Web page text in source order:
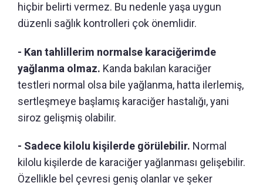
hiçbir belirti vermez. Bu nedenle yaşa uygun
düzenli sağlık kontrolleri çok önemlidir.
- Kan tahlillerim normalse karaciğerimde
yağlanma olmaz. Kanda bakılan karaciğer
testleri normal olsa bile yağlanma, hatta ilerlemiş,
sertleşmeye başlamış karaciğer hastalığı, yani
siroz gelişmiş olabilir.
- Sadece kilolu kişilerde görülebilir. Normal
kilolu kişilerde de karaciğer yağlanması gelişebilir.
Özellikle bel çevresi geniş olanlar ve şeker